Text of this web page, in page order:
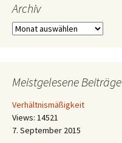
Archiv
Archiv
Meistgelesene Beiträge
Verhältnismäßigkeit
Views: 14521
7. September 2015